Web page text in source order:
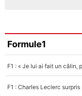
Formule1